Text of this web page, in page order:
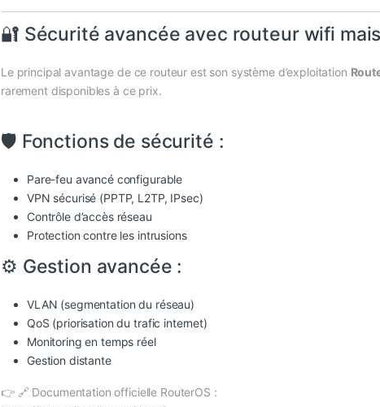
🔐 Sécurité avancée avec routeur wifi
Le principal avantage de ce routeur est son système d’exploitation
rarement disponibles à ce prix.
🛡️ Fonctions de sécurité :
Pare-feu avancé configurable
VPN sécurisé (PPTP, L2TP, IPsec)
Contrôle d’accès réseau
Protection contre les intrusions
⚙️ Gestion avancée :
VLAN (segmentation du réseau)
QoS (priorisation du trafic internet)
Monitoring en temps réel
Gestion distante
👉 🔗 Documentation officielle RouterOS :